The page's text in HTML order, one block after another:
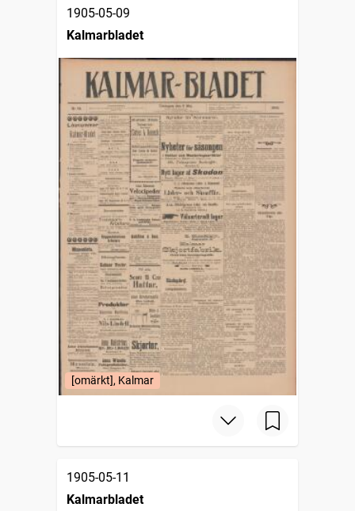
1905-05-09
Kalmarbladet
[omärkt], Kalmar
1905-05-11
Kalmarbladet